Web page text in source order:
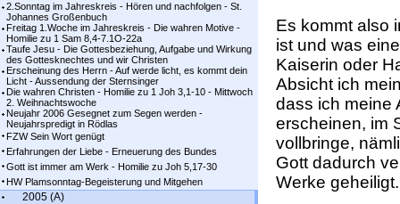
2.Sonntag im Jahreskreis - Hören und nachfolgen - St.
Johannes Großenbuch
Freitag 1.Woche im Jahreskreis - Die wahren Motive -
Homilie zu 1 Sam 8,4-7.1O-22a
Taufe Jesu - Die Gottesbeziehung, Aufgabe und Wirkung
des Gottesknechtes und wir Christen
Erscheinung des Herrn - Auf werde licht, es kommt dein
Licht - Aussendung der Sternsinger
Die wahren Christen - Homilie zu 1 Joh 3,1-10 - Mittwoch
2. Weihnachtswoche
Neujahr 2006 Gesegnet zum Segen werden -
Neujahrspredigt in Rödlas
FZW Sein Wort genügt
Erfahrungen der Liebe - Erneuerung des Bundes
Gott ist immer am Werk - Homilie zu Joh 5,17-30
HW Plamsonntag-Begeisterung und Mitgehen
2005 (A)
Es kommt also
ist und was
Kaiserin oder
Absicht ich
dass ich meine
erscheinen, im
vollbringe,
Gott dadurch
Werke geheiligt.